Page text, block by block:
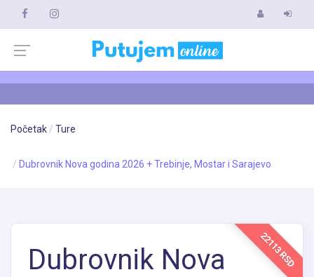
Početak Ture
Dubrovnik Nova godina 2026 + Trebinje, Mostar i Sarajevo
22113 RSD
Dubrovnik Nova